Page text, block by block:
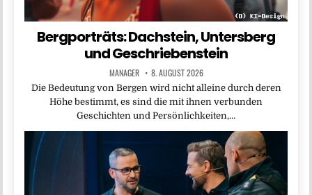
Bergporträts: Dachstein, Untersberg
und Geschriebenstein
MANAGER 8. AUGUST 2026
Die Bedeutung von Bergen wird nicht alleine durch deren
Höhe bestimmt, es sind die mit ihnen verbunden
Geschichten und Persönlichkeiten,…